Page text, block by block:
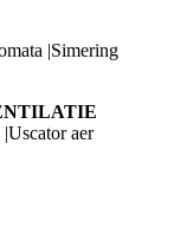
|Simering
aer